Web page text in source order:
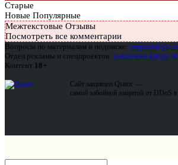
Старые
Новые Популярные
Межтекстовые Отзывы
Посмотреть все комментарии
Вопросы по материалам и подписке:
Отдел рекламы и спецпроектов: yakovleva.a@glc.ru
Контент 18+
Сайт защищен Qrator —
самой забойной защитой от DDoS